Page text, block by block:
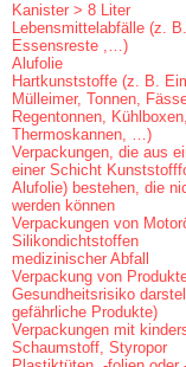
Kanister > 8 Liter
Lebensmittelabfälle (z.
Essensreste ,…)
Alufolie
Hartkunststoffe (z. B.
Mülleimer, Tonnen,
Regentonnen,
Thermoskannen, …)
Verpackungen, die aus
einer Schicht
Alufolie) bestehen, die
werden können
Verpackungen von
Silikondichtstoffen
medizinischer Abfall
Verpackung von
Gesundheitsrisiko
gefährliche Produkte)
Verpackungen mit
Schaumstoff, Styropor